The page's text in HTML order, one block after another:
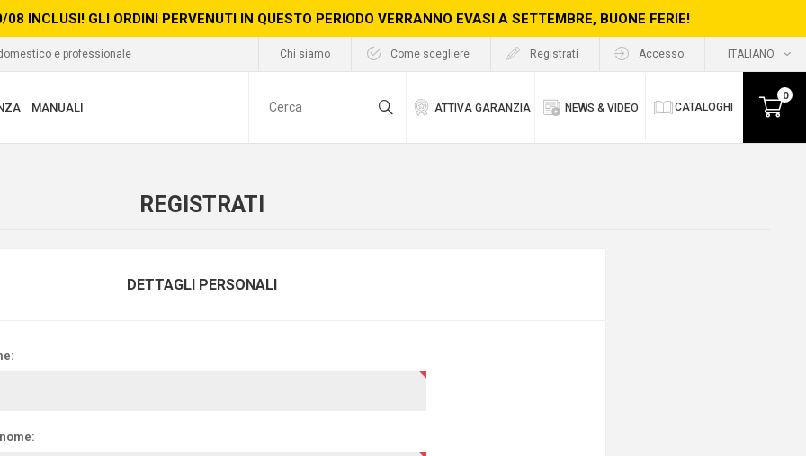
INCLUSI! GLI ORDINI PERVENUTI IN QUESTO PERIODO VERRANNO EVASI A SETTEMBRE, BUONE FERIE!
e professionale Chi siamo Come scegliere Registrati Accesso
MANUALI ATTIVA GARANZIA NEWS & VIDEO CATALOGHI
0
REGISTRATI
DETTAGLI PERSONALI